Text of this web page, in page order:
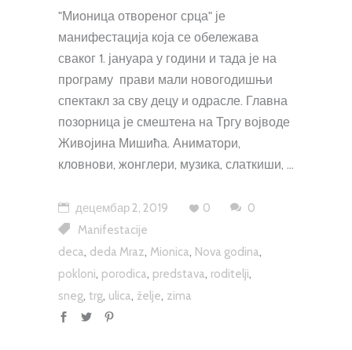
"Мионица отвореног срца" је
манифестација која се обележава
сваког 1. јануара у години и тада је на
програму прави мали новогодишњи
спектакл за сву децу и одрасле. Главна
позорница је смештена на Тргу војводе
Живојина Мишића. Аниматори,
кловнови, жонглери, музика, слаткиши,
децембар 2, 2019 0
0
Manifestacije
deca, deda Mraz, Mionica, Nova godina,
pokloni, porodica, predstava, roditelji,
sneg, trg, ulica, želje, zima